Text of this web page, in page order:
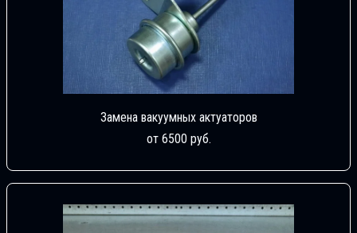
Замена вакуумных актуаторов
от 6500 руб.